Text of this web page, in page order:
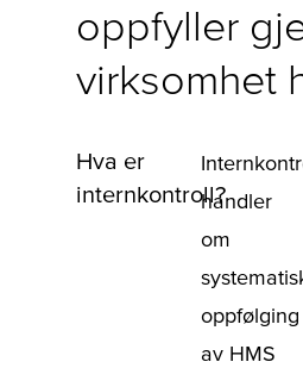
oppfyller
virksomhet
Hva er
internkontroll?handler
om
oppfølging
av HMS